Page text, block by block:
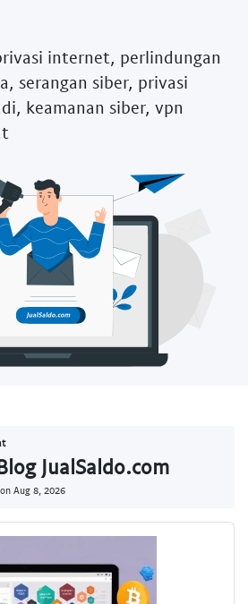
internet, perlindungan
serangan siber, privasi
keamanan siber, vpn
JualSaldo.com
Aug 8, 2026